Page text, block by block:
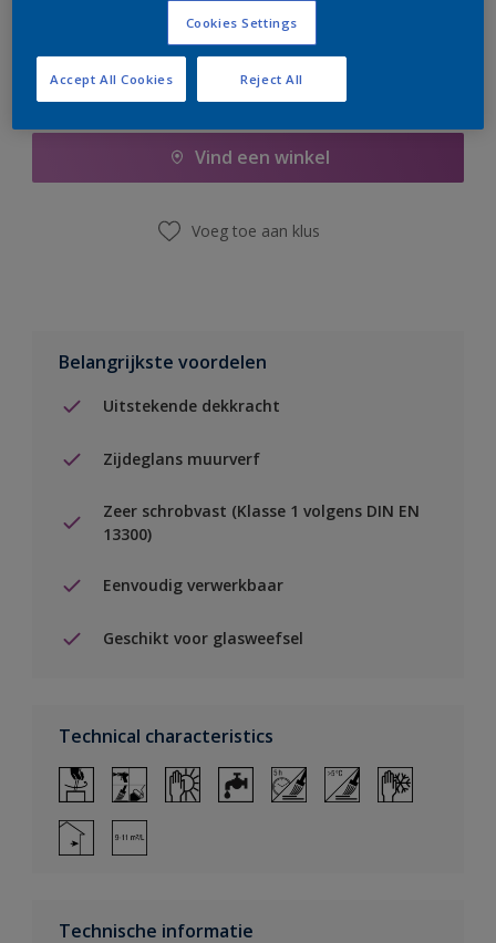
Boodschappenlijst
Vind een winkel
Voeg toe aan klus
Belangrijkste voordelen
Uitstekende dekkracht
Zijdeglans muurverf
Zeer schrobvast (Klasse 1 volgens DIN EN
13300)
Eenvoudig verwerkbaar
Geschikt voor glasweefsel
Technical characteristics
Technische informatie
Cookies Settings
Reject All
Accept All Cookies